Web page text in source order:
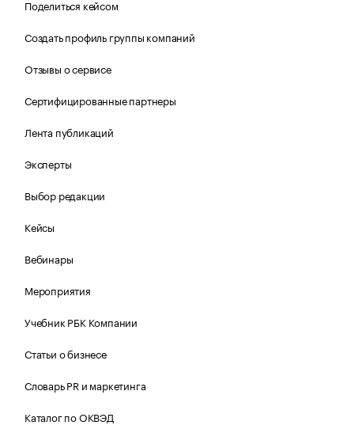
Поделиться кейсом
Создать профиль группы компаний
Отзывы о сервисе
Сертифицированные партнеры
Лента публикаций
Эксперты
Выбор редакции
Кейсы
Вебинары
Мероприятия
Учебник РБК Компании
Статьи о бизнесе
Словарь PR и маркетинга
Каталог по ОКВЭД